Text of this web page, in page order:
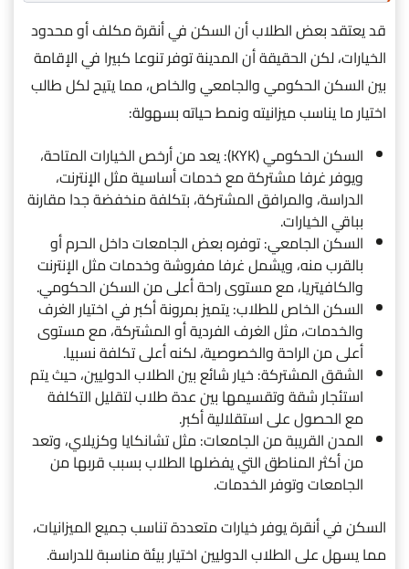
قد يعتقد بعض الطلاب أن السكن في أنقرة مكلف أو محدود
الخيارات، لكن الحقيقة أن المدينة توفر تنوعا كبيرا في الإقامة
بين السكن الحكومي والجامعي والخاص، مما يتيح لكل طالب
اختيار ما يناسب ميزانيته ونمط حياته بسهولة:
السكن الحكومي (KYK): يعد من أرخص الخيارات المتاحة،
ويوفر غرفا مشتركة مع خدمات أساسية مثل الإنترنت،
الدراسة، والمرافق المشتركة، بتكلفة منخفضة جدا مقارنة
بباقي الخيارات.
السكن الجامعي: توفره بعض الجامعات داخل الحرم أو
بالقرب منه، ويشمل غرفا مفروشة وخدمات مثل الإنترنت
والكافيتريا، مع مستوى راحة أعلى من السكن الحكومي.
السكن الخاص للطلاب: يتميز بمرونة أكبر في اختيار الغرف
والخدمات، مثل الغرف الفردية أو المشتركة، مع مستوى
أعلى من الراحة والخصوصية، لكنه أعلى تكلفة نسبيا.
الشقق المشتركة: خيار شائع بين الطلاب الدوليين، حيث يتم
استئجار شقة وتقسيمها بين عدة طلاب لتقليل التكلفة
مع الحصول على استقلالية أكبر.
المدن القريبة من الجامعات: مثل تشانكايا وكزيلاي، وتعد
من أكثر المناطق التي يفضلها الطلاب بسبب قربها من
الجامعات وتوفر الخدمات.
السكن في أنقرة يوفر خيارات متعددة تناسب جميع الميزانيات،
مما يسهل على الطلاب الدوليين اختيار بيئة مناسبة للدراسة.